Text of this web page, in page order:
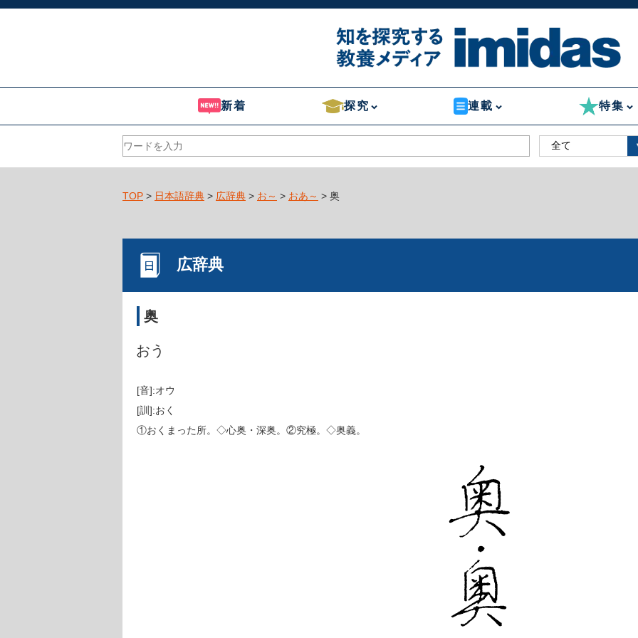
新着 探究 連載 特集
TOP > 日本語辞典 > 広辞典 > お～ > おあ～ > 奥
広辞典
奥
おう
[音]:オウ
[訓]:おく
①おくまった所。◇心奥・深奥。②究極。◇奥義。